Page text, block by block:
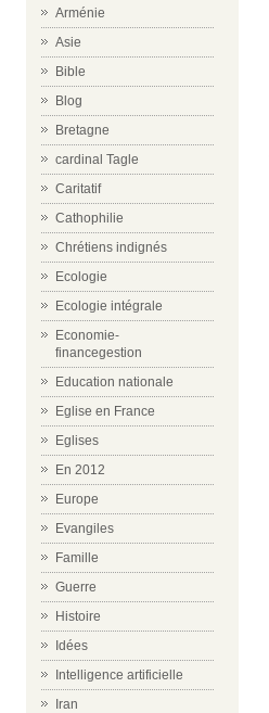
Arménie
Asie
Bible
Blog
Bretagne
cardinal Tagle
Caritatif
Cathophilie
Chrétiens indignés
Ecologie
Ecologie intégrale
Economie-
financegestion
Education nationale
Eglise en France
Eglises
En 2012
Europe
Evangiles
Famille
Guerre
Histoire
Idées
Intelligence artificielle
Iran